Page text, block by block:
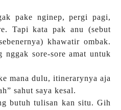
pake nginep, pergi pagi,
Tapi kata pak anu (sebut
khawatir ombak.
sore-sore amat untuk
mana dulu, itinerarynya aja
sahut saya kesal.
butuh tulisan kan situ. Gih